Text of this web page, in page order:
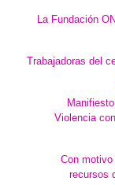
La Fundación
Trabajadoras del
Violencia
Con
recursos